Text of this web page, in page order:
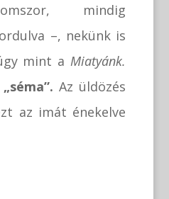
mindig
–, nekünk is
mint aMiatyánk.
„séma”. Az üldözés
az imát énekelve